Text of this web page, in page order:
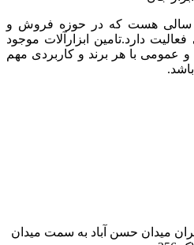
مجموعه ابزار جان حدود ۱۰ سالی هست که در حوزه فروش و
دارد.تامین ابزارآلات موجود
عمومی با هر برند و کاربردی مهم
میدان حسن آباد به سمت میدان